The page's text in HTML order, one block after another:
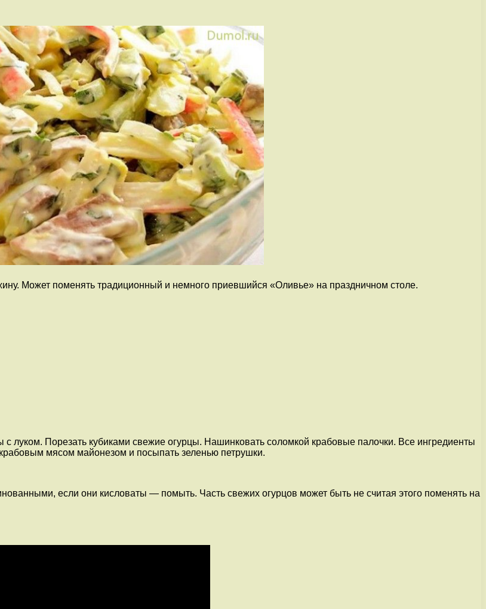
Может поменять традиционный и немного приевшийся «Оливье» на праздничном столе.
луком. Порезать кубиками свежие огурцы. Нашинковать соломкой крабовые палочки. Все ингредиенты
мясом майонезом и посыпать зеленью петрушки.
если они кисловаты — помыть. Часть свежих огурцов может быть не считая этого поменять на